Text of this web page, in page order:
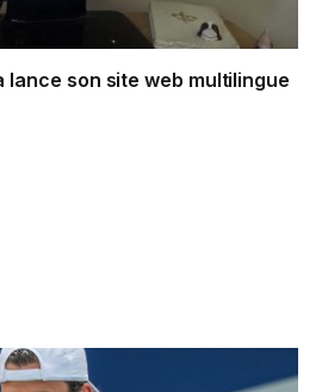
lance son site web multilingue